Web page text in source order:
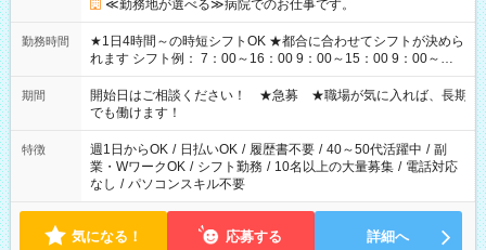
≪勤務地が選べる≫病院でのお仕事です。
勤務時間
★1日4時間～の時短シフトOK ★都合に合わせてシフトが決めら
れます シフト例： 7：00～16：00 9：00～15：00 9：00～
18：00 11：00～20：00 など ※Wワークの場合、他のお仕事と
合わせ週40時間超の就業はご案内できません ※法令に基づき、
週20時間以上勤務は社会保険への加入対象となります ※労働者
派遣法（日雇い派遣の原則禁止）により、短時間・短期間の就
業はご案内が難しい場合があります
期間
開始日はご相談ください！ ★急募 ★職場が気に入れば、長期
でも働けます！
特徴 週1日からOK / 日払いOK / 履歴書不要 / 40～50代活躍中 / 副
業・WワークOK / シフト勤務 / 10名以上の大量募集 / 電話対応
なし / パソコンスキル不要
気になる！ 応募する 詳細へ